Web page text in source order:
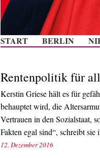
START BERLIN
Rentenpolitik für
Kerstin Griese hält es für
behauptet wird, die
Vertrauen in den Sozialstaat,
Fakten egal sind“, schreibt
12. Dezember 2016